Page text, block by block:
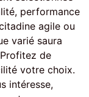
performance
agile ou
varié saura
de
votre choix.
intéresse,